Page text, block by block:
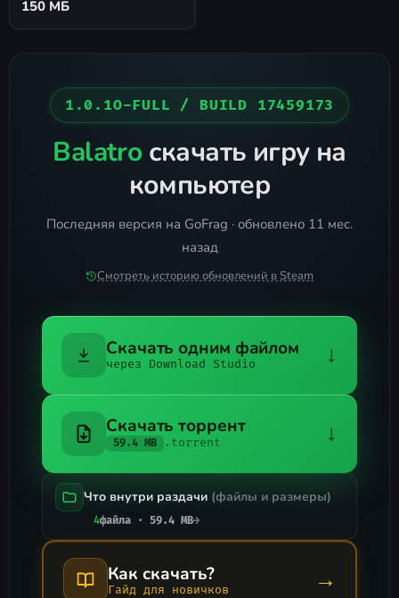
150 МБ
1.0.1O-FULL / BUILD 17459173
Balatro скачать игру на
компьютер
Последняя версия на GoFrag · обновлено 11 мес.
назад
Смотреть историю обновлений в Steam
Скачать одним файлом
через Download Studio ↓
Скачать торрент
59.4 MB .torrent ↓
Что внутри раздачи (файлы и размеры)
4файла · 59.4 MB→
Как скачать?
Гайд для новичков →